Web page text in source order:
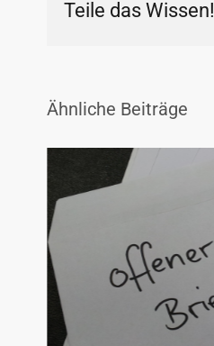
Teile das Wissen!
Ähnliche Beiträge